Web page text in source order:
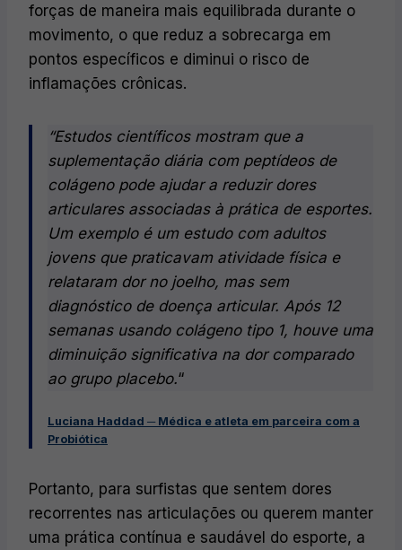
forças de maneira mais equilibrada durante o
movimento, o que reduz a sobrecarga em
pontos específicos e diminui o risco de
inflamações crônicas.
“Estudos científicos mostram que a
suplementação diária com peptídeos de
colágeno pode ajudar a reduzir dores
articulares associadas à prática de esportes.
Um exemplo é um estudo com adultos
jovens que praticavam atividade física e
relataram dor no joelho, mas sem
diagnóstico de doença articular. Após 12
semanas usando colágeno tipo 1, houve uma
diminuição significativa na dor comparado
ao grupo placebo.“
Luciana Haddad ─ Médica e atleta em parceira com a
Probiótica
Portanto, para surfistas que sentem dores
recorrentes nas articulações ou querem manter
uma prática contínua e saudável do esporte, a